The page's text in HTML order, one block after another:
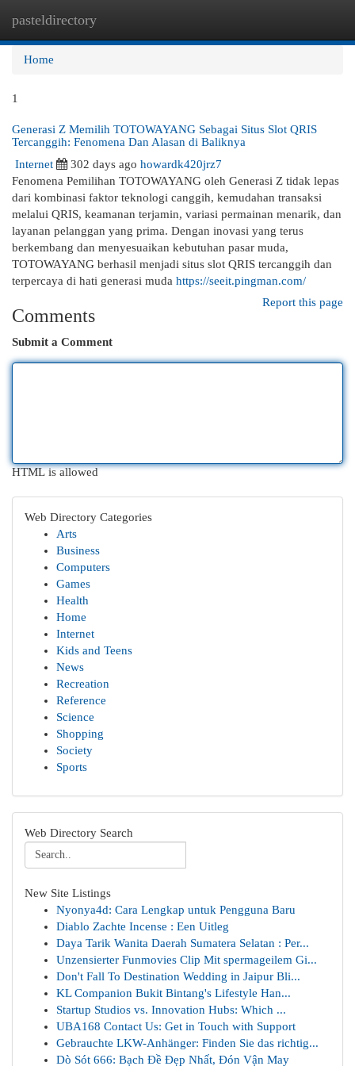
pasteldirectory
Home
1
Generasi Z Memilih TOTOWAYANG Sebagai Situs Slot QRIS
Tercanggih: Fenomena Dan Alasan di Baliknya
Internet
302 days ago howardk420jrz7
Fenomena Pemilihan TOTOWAYANG oleh Generasi Z tidak lepas
dari kombinasi faktor teknologi canggih, kemudahan transaksi
melalui QRIS, keamanan terjamin, variasi permainan menarik, dan
layanan pelanggan yang prima. Dengan inovasi yang terus
berkembang dan menyesuaikan kebutuhan pasar muda,
TOTOWAYANG berhasil menjadi situs slot QRIS tercanggih dan
terpercaya di hati generasi muda https://seeit.pingman.com/
Report this page
Comments
Submit a Comment
HTML is allowed
Web Directory Categories
Arts
Business
Computers
Games
Health
Home
Internet
Kids and Teens
News
Recreation
Reference
Science
Shopping
Society
Sports
Web Directory Search
New Site Listings
Nyonya4d: Cara Lengkap untuk Pengguna Baru
Diablo Zachte Incense : Een Uitleg
Daya Tarik Wanita Daerah Sumatera Selatan : Per...
Unzensierter Funmovies Clip Mit spermageilem Gi...
Don't Fall To Destination Wedding in Jaipur Bli...
KL Companion Bukit Bintang's Lifestyle Han...
Startup Studios vs. Innovation Hubs: Which ...
UBA168 Contact Us: Get in Touch with Support
Gebrauchte LKW-Anhänger: Finden Sie das richtig...
Dò Sót 666: Bạch Đề Đẹp Nhất, Đón Vận May